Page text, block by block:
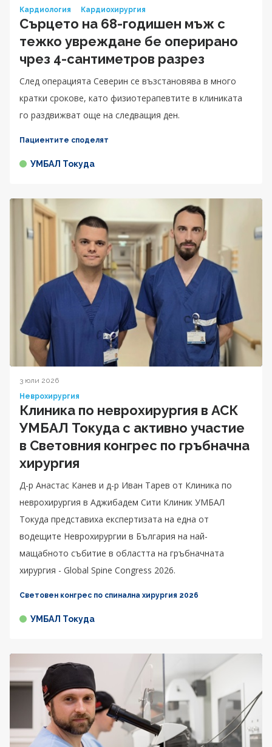
Кардиология Кардиохирургия
Сърцето на 68-годишен мъж с
тежко увреждане бе оперирано
чрез 4-сантиметров разрез
След операцията Северин се възстановява в много
кратки срокове, като физиотерапевтите в клиниката
го раздвижват още на следващия ден.
Пациентите споделят
УМБАЛ Токуда
3 юли 2026
Неврохирургия
Клиника по неврохирургия в АСК
УМБАЛ Токуда с активно участие
в Световния конгрес по гръбначна
хирургия
Д-р Анастас Канев и д-р Иван Тарев от Клиника по
неврохирургия в Аджибадем Сити Клиник УМБАЛ
Токуда представиха експертизата на една от
водещите Неврохирургии в България на най-
мащабното събитие в областта на гръбначната
хирургия - Global Spine Congress 2026.
Световен конгрес по спинална хирургия 2026
УМБАЛ Токуда